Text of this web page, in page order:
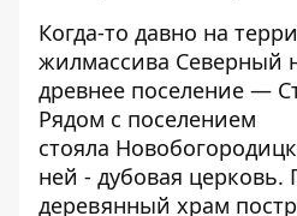
Когда-то давно на
жилмассива Северный
древнее поселение —
Рядом с поселением
стояла
ней - дубовая церковь.
деревянный храм